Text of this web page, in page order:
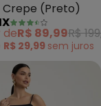
Crepe (Preto)
R$ 89,99R$
R$ 29,99 sem juros